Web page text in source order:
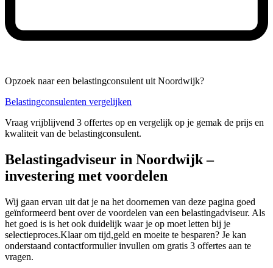
Opzoek naar een belastingconsulent uit Noordwijk?
Belastingconsulenten vergelijken
Vraag vrijblijvend 3 offertes op en vergelijk op je gemak de prijs en
kwaliteit van de belastingconsulent.
Belastingadviseur in Noordwijk –
investering met voordelen
Wij gaan ervan uit dat je na het doornemen van deze pagina goed
geïnformeerd bent over de voordelen van een belastingadviseur. Als
het goed is is het ook duidelijk waar je op moet letten bij je
selectieproces.Klaar om tijd,geld en moeite te besparen? Je kan
onderstaand contactformulier invullen om gratis 3 offertes aan te
vragen.